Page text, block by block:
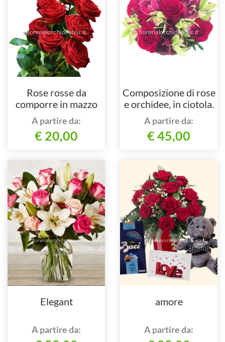
Rose rosse da
comporre in mazzo
per numero di steli.
A partire da:
€ 20,00
Composizione di rose
e orchidee, in ciotola.
A partire da:
€ 45,00
Elegant
A partire da:
amore
A partire da: